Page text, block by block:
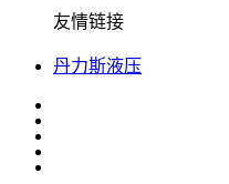
友情链接
丹力斯液压